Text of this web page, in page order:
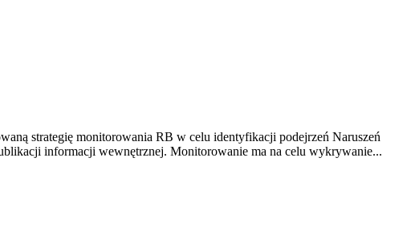
strategię monitorowania RB w celu identyfikacji podejrzeń Naruszeń
informacji wewnętrznej. Monitorowanie ma na celu wykrywanie...